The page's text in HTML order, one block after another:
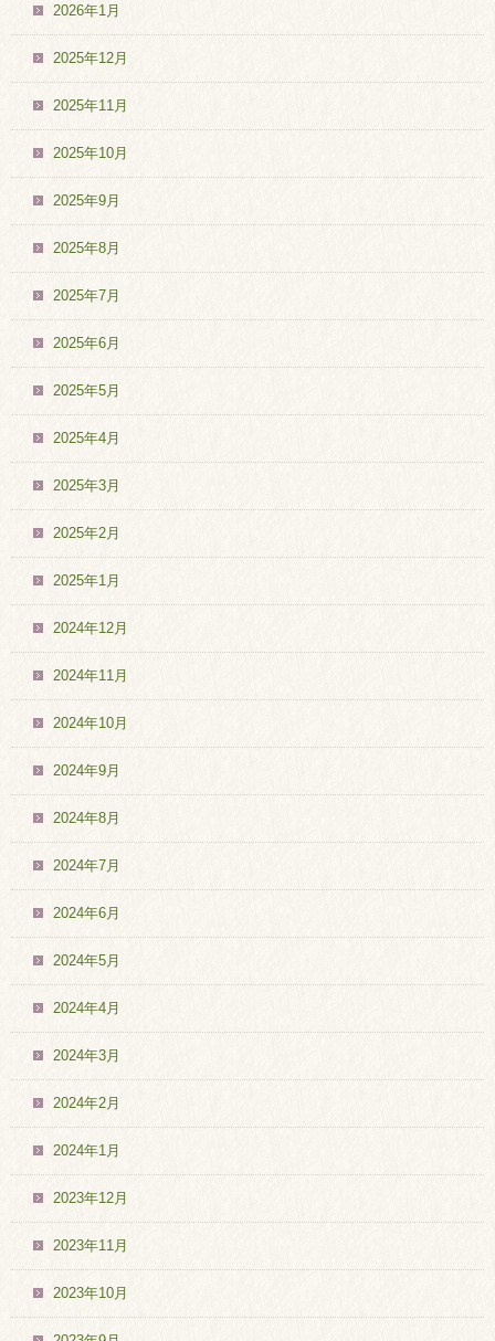
2026年1月
2025年12月
2025年11月
2025年10月
2025年9月
2025年8月
2025年7月
2025年6月
2025年5月
2025年4月
2025年3月
2025年2月
2025年1月
2024年12月
2024年11月
2024年10月
2024年9月
2024年8月
2024年7月
2024年6月
2024年5月
2024年4月
2024年3月
2024年2月
2024年1月
2023年12月
2023年11月
2023年10月